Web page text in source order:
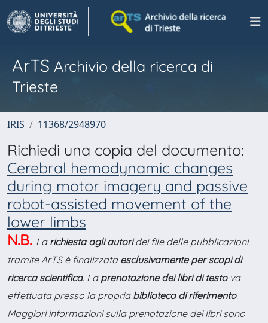
ArTS Archivio della ricerca di
Trieste
IRIS 11368/2948970
Richiedi una copia del documento:
Cerebral hemodynamic changes
during motor imagery and passive
robot-assisted movement of the
lower limbs
N.B. La richiesta agli autoridei file delle pubblicazioni
tramite ArTS è finalizzata esclusivamente per scopi di
ricerca scientifica. La prenotazione dei libri di testova
effettuata presso la propria biblioteca di riferimento.
Maggiori informazioni sulla prenotazione dei libri sono